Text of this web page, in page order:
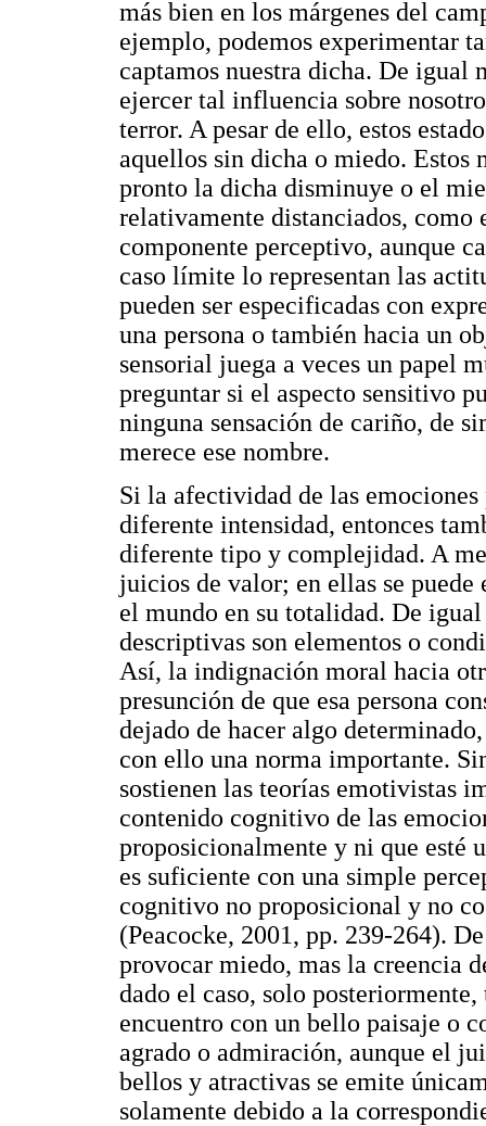
más bien en los márgenes del
ejemplo, podemos experimentar
captamos nuestra dicha. De igual
ejercer tal influencia sobre
terror. A pesar de ello, estos
aquellos sin dicha o miedo. Estos
pronto la dicha disminuye o el
relativamente distanciados, como
componente perceptivo, aunque
caso límite lo representan las
pueden ser especificadas con
una persona o también hacia un
sensorial juega a veces un papel
preguntar si el aspecto sensitivo
ninguna sensación de cariño, de
merece ese nombre.
Si la afectividad de las
diferente intensidad, entonces
diferente tipo y complejidad. A
juicios de valor; en ellas se puede
el mundo en su totalidad. De
descriptivas son elementos o
Así, la indignación moral hacia
presunción de que esa persona
dejado de hacer algo
con ello una norma importante.
sostienen las teorías emotivistas
contenido cognitivo de las
proposicionalmente y ni que esté
es suficiente con una simple
cognitivo no proposicional y no
(Peacocke, 2001, pp. 239-264).
provocar miedo, mas la creencia
dado el caso, solo
encuentro con un bello paisaje o
agrado o admiración, aunque el
bellos y atractivas se emite
solamente debido a la